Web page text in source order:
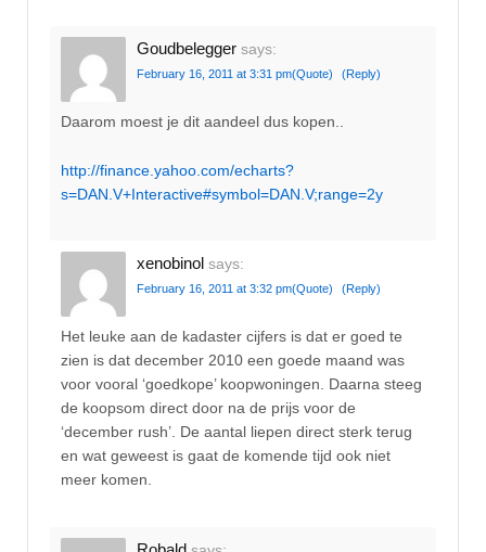
Goudbelegger says:
February 16, 2011 at 3:31 pm(Quote) (Reply)
Daarom moest je dit aandeel dus kopen..
http://finance.yahoo.com/echarts?
s=DAN.V+Interactive#symbol=DAN.V;range=2y
xenobinol says:
February 16, 2011 at 3:32 pm(Quote) (Reply)
Het leuke aan de kadaster cijfers is dat er goed te
zien is dat december 2010 een goede maand was
voor vooral ‘goedkope’ koopwoningen. Daarna steeg
de koopsom direct door na de prijs voor de
‘december rush’. De aantal liepen direct sterk terug
en wat geweest is gaat de komende tijd ook niet
meer komen.